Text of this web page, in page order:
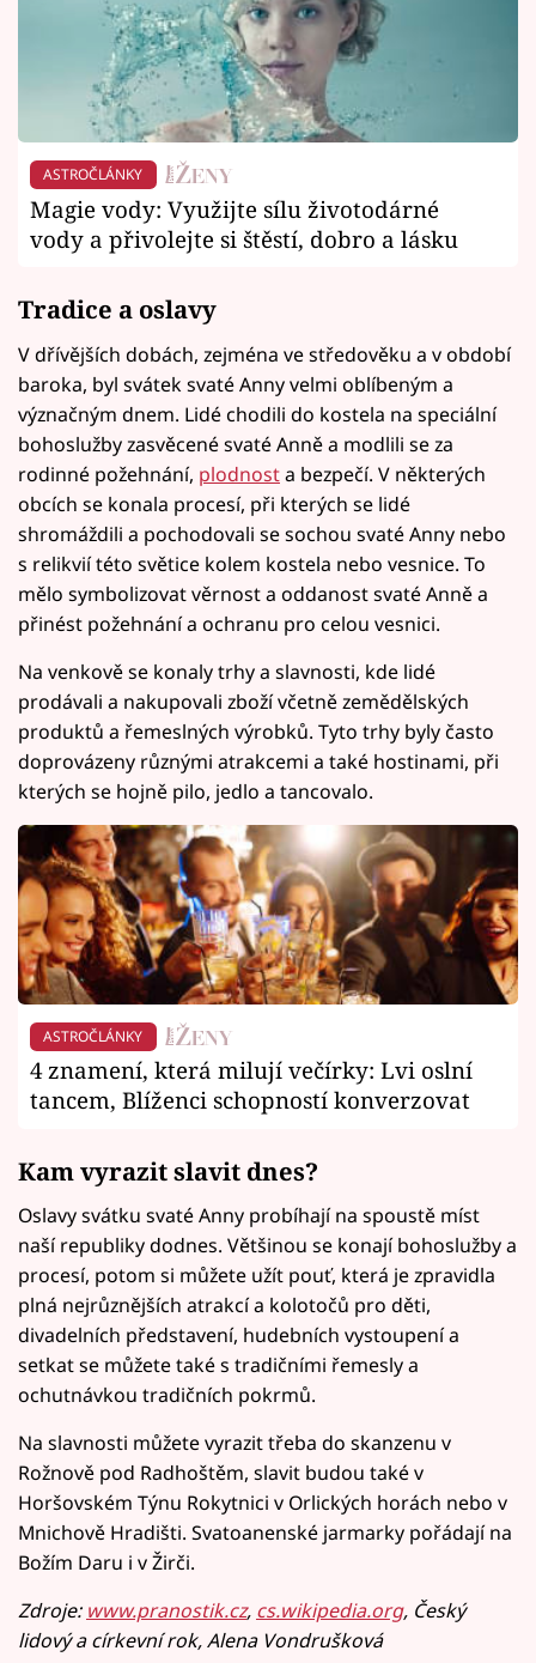
ASTROČLÁNKY
Magie vody: Využijte sílu životodárné
vody a přivolejte si štěstí, dobro a lásku
Tradice a oslavy
V dřívějších dobách, zejména ve středověku a v období
baroka, byl svátek svaté Anny velmi oblíbeným a
význačným dnem. Lidé chodili do kostela na speciální
bohoslužby zasvěcené svaté Anně a modlili se za
rodinné požehnání, plodnosta bezpečí. V některých
obcích se konala procesí, při kterých se lidé
shromáždili a pochodovali se sochou svaté Anny nebo
s relikvií této světice kolem kostela nebo vesnice. To
mělo symbolizovat věrnost a oddanost svaté Anně a
přinést požehnání a ochranu pro celou vesnici.
Na venkově se konaly trhy a slavnosti, kde lidé
prodávali a nakupovali zboží včetně zemědělských
produktů a řemeslných výrobků. Tyto trhy byly často
doprovázeny různými atrakcemi a také hostinami, při
kterých se hojně pilo, jedlo a tancovalo.
ASTROČLÁNKY
4 znamení, která milují večírky: Lvi oslní
tancem, Blíženci schopností konverzovat
Kam vyrazit slavit dnes?
Oslavy svátku svaté Anny probíhají na spoustě míst
naší republiky dodnes. Většinou se konají bohoslužby a
procesí, potom si můžete užít pouť, která je zpravidla
plná nejrůznějších atrakcí a kolotočů pro děti,
divadelních představení, hudebních vystoupení a
setkat se můžete také s tradičními řemesly a
ochutnávkou tradičních pokrmů.
Na slavnosti můžete vyrazit třeba do skanzenu v
Rožnově pod Radhoštěm, slavit budou také v
Horšovském Týnu Rokytnici v Orlických horách nebo v
Mnichově Hradišti. Svatoanenské jarmarky pořádají na
Božím Daru i v Žirči.
Zdroje: www.pranostik.cz, cs.wikipedia.org, Český
lidový a církevní rok, Alena Vondrušková